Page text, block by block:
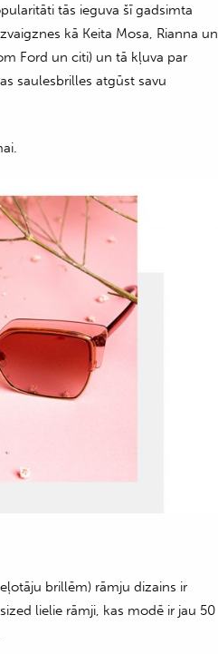
tās ieguva šī gadsimta
kā Keita Mosa, Rianna un
Ford un citi) un tā kļuva par
saulesbrilles atgūst savu
brillēm) rāmju dizains ir
lielie rāmji, kas modē ir jau 50